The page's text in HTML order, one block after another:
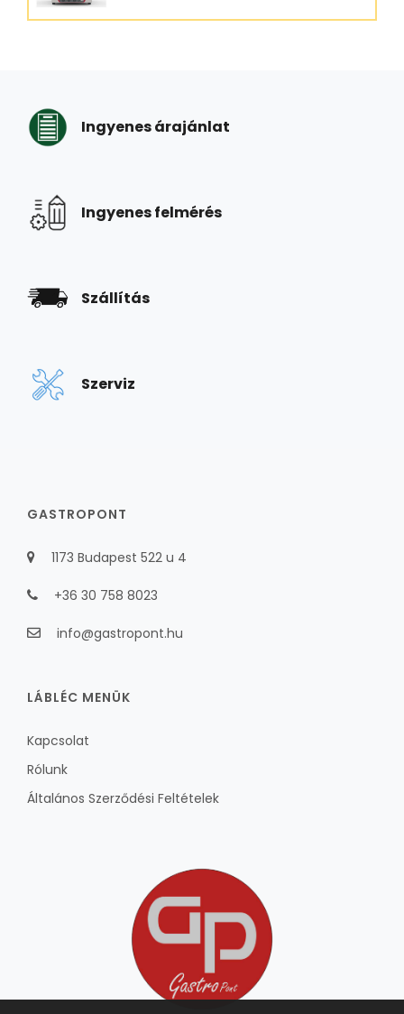
Ingyenes árajánlat
Ingyenes felmérés
Szállítás
Szerviz
GASTROPONT
1173 Budapest 522 u 4
+36 30 758 8023
info@gastropont.hu
LÁBLÉC MENÜK
Kapcsolat
Rólunk
Általános Szerződési Feltételek